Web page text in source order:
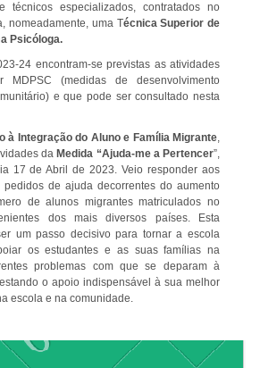
técnicos especializados, contratados no
nomeadamente, uma Técnica Superior de
Psicóloga.
24 encontram-se previstas as atividades
MDPSC (medidas de desenvolvimento
e que pode ser consultado nesta
à Integração do Aluno e Família Migrante,
da Medida “Ajuda-me a Pertencer”,
17 de Abril de 2023. Veio responder aos
de ajuda decorrentes do aumento
de alunos migrantes matriculados no
dos mais diversos países. Esta
um passo decisivo para tornar a escola
os estudantes e as suas famílias na
problemas com que se deparam à
o apoio indispensável à sua melhor
escola e na comunidade.